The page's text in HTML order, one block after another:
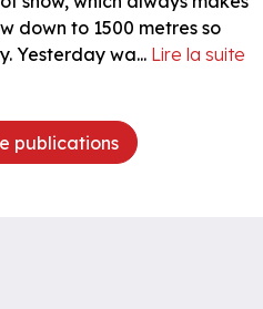
down to 1500 metres so
Yesterday wa... Lire la suite
publications